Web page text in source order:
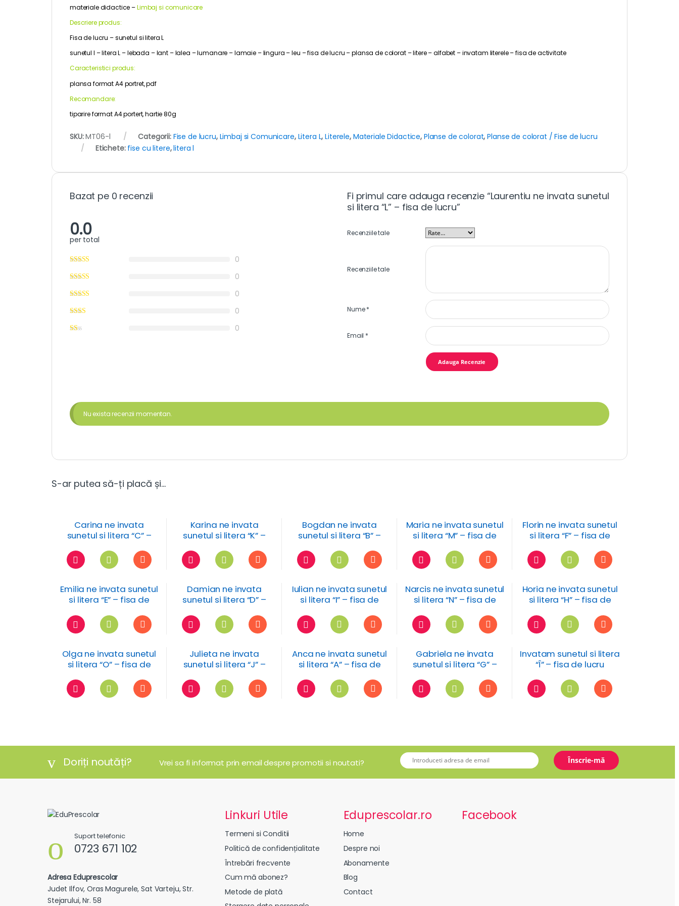
materiale didactice –Limbaj si comunicare
Descriere produs:
Fisa de lucru – sunetul si litera L
sunetul l – litera L – lebada – lant – lalea – lumanare – lamaie – lingura – leu – fisa de lucru – plansa de colorat – litere – alfabet – invatam literele – fisa de activitate
Caracteristici produs:
plansa format A4 portret, pdf
Recomandare:
tiparire format A4 portert, hartie 80g
SKU:MT06-l Categorii: Fise de lucru, Limbaj si Comunicare, Litera L,Literele, Materiale Didactice, Planse de colorat,Planse de colorat / Fise de lucru
Etichete: fise cu litere,litera l
Bazat pe 0 recenzii
0.0
per total
0
0
0
0
0
Fi primul care adauga recenzie “Laurentiu ne invata sunetul
si litera “L” – fisa de lucru”
Recenziile tale
Recenziile tale
Nume*
Email *
Nu exista recenzii momentan.
S-ar putea să-ți placă și…
Carina ne invata
sunetul si litera “C” –
Karina ne invata
sunetul si litera “K” –
Bogdan ne invata
sunetul si litera “B” –
Maria ne invata sunetul
si litera “M” – fisa de
Florin ne invata sunetul
si litera “F” – fisa de
Emilia ne invata sunetul
si litera “E” – fisa de
Damian ne invata
sunetul si litera “D” –
Iulian ne invata sunetul
si litera “I” – fisa de
Narcis ne invata sunetul
si litera “N” – fisa de
Horia ne invata sunetul
si litera “H” – fisa de
Olga ne invata sunetul
si litera “O” – fisa de
Julieta ne invata
sunetul si litera “J” –
Anca ne invata sunetul
si litera “A” – fisa de
Gabriela ne invata
sunetul si litera “G” –
Invatam sunetul si litera
“Î” – fisa de lucru
Doriți noutăți? Vrei sa fi informat prin email despre promotii si noutati?
Suport telefonic
0723 671 102
Adresa Eduprescolar
Judet Ilfov, Oras Magurele, Sat Varteju, Str.
Stejarului, Nr. 58
Linkuri Utile
Termeni si Conditii
Politică de confidențialitate
Întrebări frecvente
Cum mă abonez?
Metode de plată
Eduprescolar.ro
Home
Despre noi
Abonamente
Blog
Contact
Facebook